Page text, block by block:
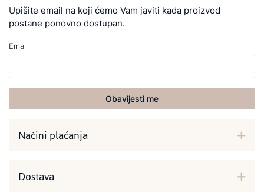
Upišite email na koji ćemo Vam javiti kada proizvod
postane ponovno dostupan.
Email
Obavijesti me
Načini plaćanja
Dostava